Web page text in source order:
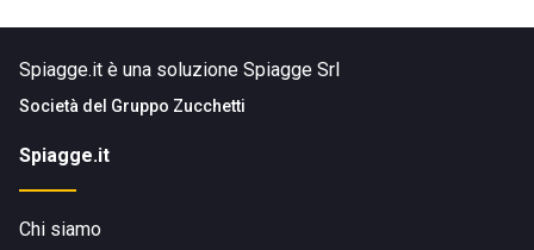
Spiagge.it è una soluzione Spiagge Srl
Società del Gruppo Zucchetti
Spiagge.it
Chi siamo